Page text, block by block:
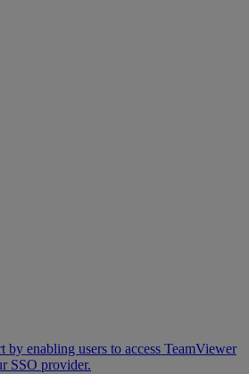
by enabling users to access TeamViewer
SSO provider.